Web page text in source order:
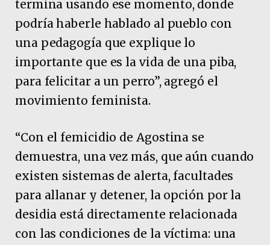
termina usando ese momento, donde
podría haberle hablado al pueblo con
una pedagogía que explique lo
importante que es la vida de una piba,
para felicitar a un perro”, agregó el
movimiento feminista.
“Con el femicidio de Agostina se
demuestra, una vez más, que aún cuando
existen sistemas de alerta, facultades
para allanar y detener, la opción por la
desidia está directamente relacionada
con las condiciones de la víctima: una